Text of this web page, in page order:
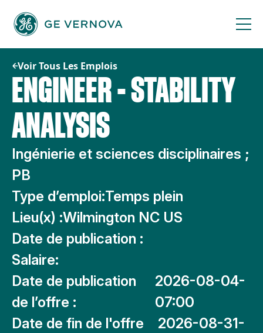
contenu
Voir Tous Les Emplois
ENGINEER - STABILITY
ANALYSIS
Ingénierie et sciences disciplinaires ;
PB
Type d’emploi:Temps plein
Lieu(x) :Wilmington NC US
Date de publication :
Salaire:
Date de publication
de l’offre :
2026-08-04-
07:00
Date de fin de l'offre
2026-08-31-